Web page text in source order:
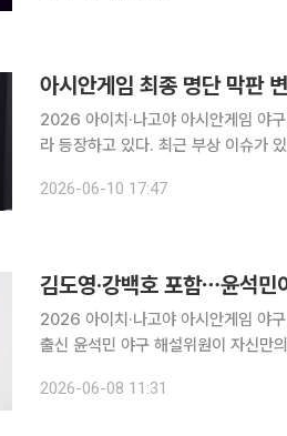
아시안게임 최종 명단 막판
2026 아이치·나고야 아시안게임 야
라 등장하고 있다. 최근 부상 이슈가
공개된 유튜브 채널 썸타임즈의 ‘야구
2026-06-10 17:47
김도영·강백호 포함⋯윤석민
2026 아이치·나고야 아시안게임 야
출신 윤석민 야구 해설위원이 자신만의 대표팀 구상을 공
세 이하 또는 프로 입단 4년 차 이하
2026-06-08 11:31